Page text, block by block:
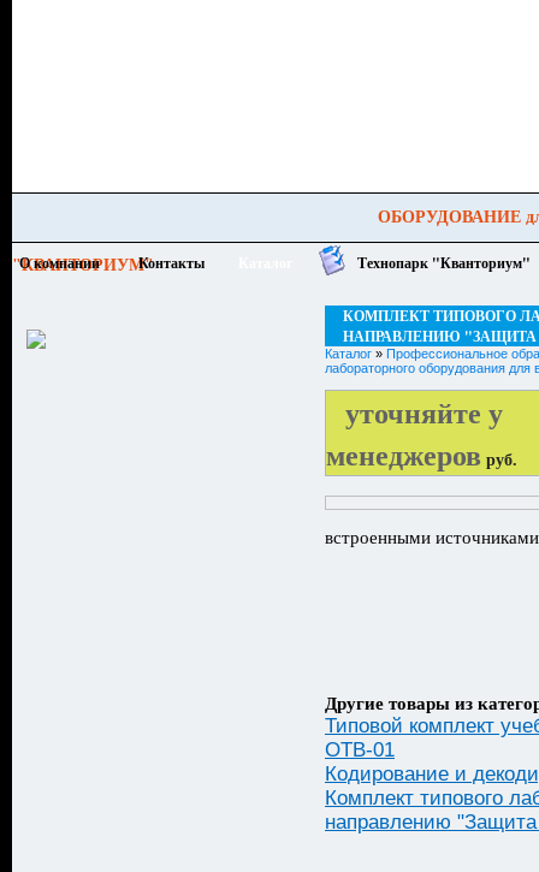
ОБОРУДОВАНИЕ для всех уровней
"КВАНТОРИУМ"
О компании Контакты Технопарк "Кванториум"
КОМПЛЕКТ ТИПОВОГО
НАПРАВЛЕНИЮ
Каталог » Профессиональное
лабораторного оборудования
уточняйте у
менеджеров руб.
встроенными
Другие товары из
Типовой комплект
ОТВ-01
Кодирование и
Комплект типового
направлению